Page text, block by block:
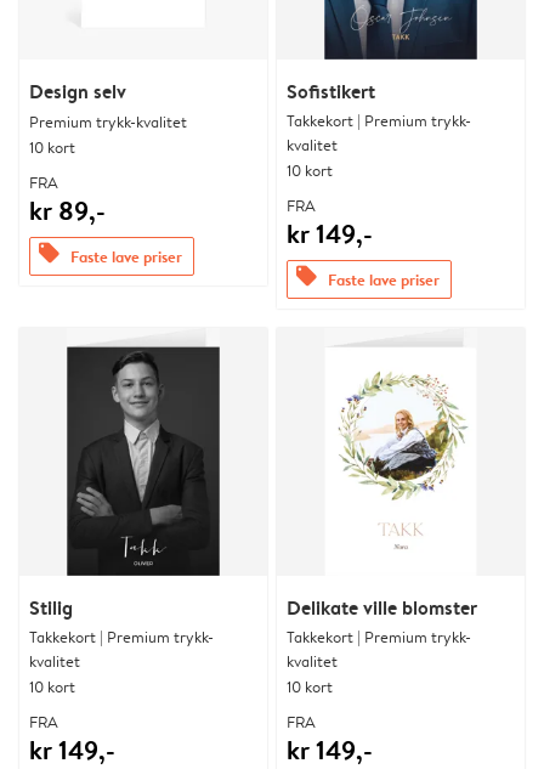
Design selv
Premium trykk-kvalitet
10 kort
FRA
kr 89,-
offers Faste lave priser
Sofistikert
Takkekort | Premium trykk-
kvalitet
10 kort
FRA
kr 149,-
offers Faste lave priser
Stilig
Takkekort | Premium trykk-
kvalitet
10 kort
FRA
kr 149,-
Delikate ville blomster
Takkekort | Premium trykk-
kvalitet
10 kort
FRA
kr 149,-